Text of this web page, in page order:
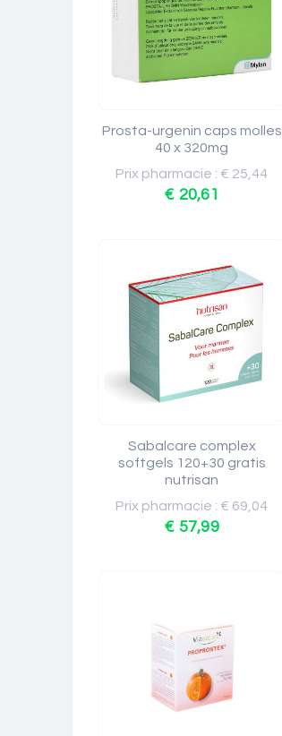
Prosta-urgenin caps molles
40 x 320mg
Prix pharmacie : € 25,44
€ 20,61
Sabalcare complex
softgels 120+30 gratis
nutrisan
Prix pharmacie : € 69,04
€ 57,99